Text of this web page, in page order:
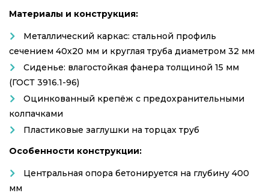
Материалы и конструкция:
Металлический каркас: стальной профиль
сечением 40х20 мм и круглая труба диаметром 32 мм
Сиденье: влагостойкая фанера толщиной 15 мм
(ГОСТ 3916.1-96)
Оцинкованный крепёж с предохранительными
колпачками
Пластиковые заглушки на торцах труб
Особенности конструкции:
Центральная опора бетонируется на глубину 400
мм